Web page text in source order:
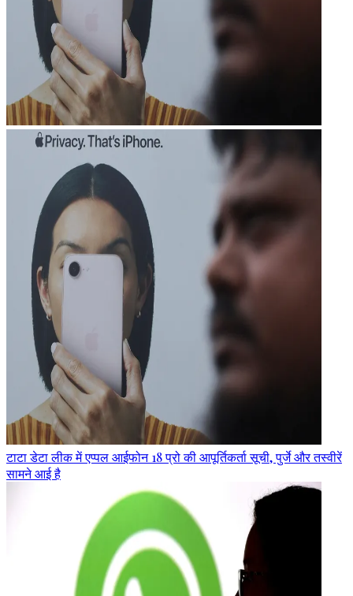
टाटा डेटा लीक में एप्पल आईफोन 18 प्रो की आपूर्तिकर्ता सूची, पुर्जे और तस्वीरें
सामने आई है